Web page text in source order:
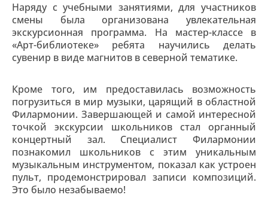
Наряду с учебными занятиями, для участников
смены была организована увлекательная
экскурсионная программа. На мастер-классе в
«Арт-библиотеке» ребята научились делать
сувенир в виде магнитов в северной тематике.
Кроме того, им предоставилась возможность
погрузиться в мир музыки, царящий в областной
Филармонии. Завершающей и самой интересной
точкой экскурсии школьников стал органный
концертный зал. Специалист Филармонии
познакомил школьников с этим уникальным
музыкальным инструментом, показал как устроен
пульт, продемонстрировал записи композиций.
Это было незабываемо!